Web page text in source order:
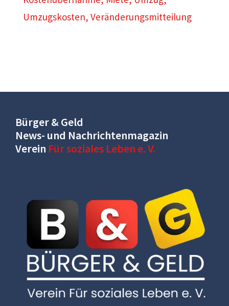
Umzugskosten, Veränderungsmitteilung
Bürger & Geld
News- und Nachrichtenmagazin
Verein Für soziales Leben e. V.